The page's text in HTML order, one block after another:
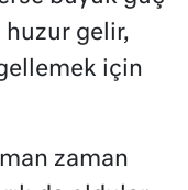
huzur gelir,
için
zaman